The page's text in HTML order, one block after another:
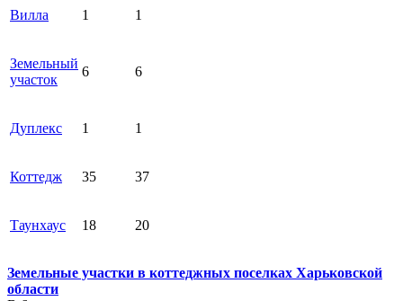
Вилла 1 1
Земельный
участок
6 6
Дуплекс 1 1
Коттедж 35 37
Таунхаус 18 20
Земельные участки в коттеджных поселках Харьковской
области